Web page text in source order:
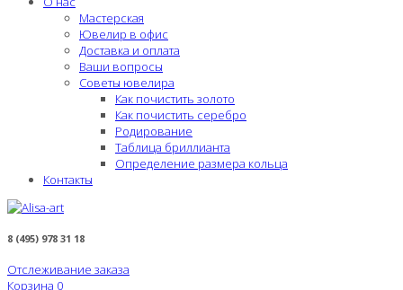
Мастерская
Ювелир в офис
Доставка и оплата
Ваши вопросы
Советы ювелира
Как почистить золото
Как почистить серебро
Родирование
Таблица бриллианта
Определение размера кольца
Контакты
8 (495) 978 31 18
Отслеживание заказа
Корзина 0